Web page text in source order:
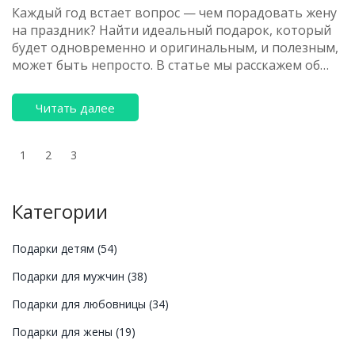
Каждый год встает вопрос — чем порадовать жену
на праздник? Найти идеальный подарок, который
будет одновременно и оригинальным, и полезным,
может быть непросто. В статье мы расскажем об
произвести впечатление, а также поделимся
советами, как сделать выбор более осознанным и
презентов и разберем, как преимущества
распространенных ошибок при выборе подарка.
Читать далее
1 2 3
Категории
Подарки детям (54)
Подарки для мужчин (38)
Подарки для любовницы (34)
Подарки для жены (19)